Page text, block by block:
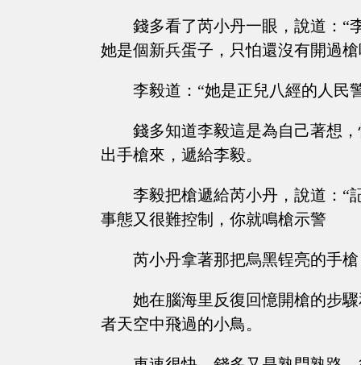
錢多看了芮小丹一眼，說道：“
她是個新兵蛋子，只怕還沒有開過槍
李毅道：“她是正兒八經的人民
錢多知道李毅這是為自己著想
出手槍來，遞給李毅。
李毅把槍遞給芮小丹，說道：“
事態又很難控制，你就鳴槍示警
芮小丹拿著那把烏黑锃亮的手
她在腦海里反復回憶開槍的步
者天空中飛過的小鳥。